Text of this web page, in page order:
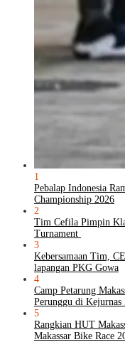
1
Pebalap Indonesia
Championship 2026
2
Tim Cefila Pimpin
Turnament
3
Kebersamaan Tim,
lapangan PKG Gowa
4
Camp Petarung
Perunggu di
5
Rangkian HUT
Makassar Bike Race